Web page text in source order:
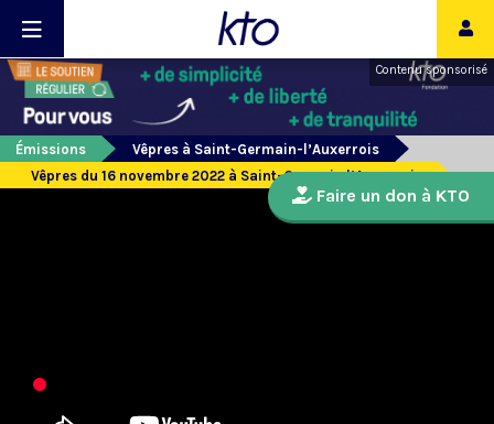
Contenu sponsorisé
Émissions
Vêpres à Saint-Germain-l’Auxerrois
Vêpres du 16 novembre 2022 à Saint-Germain l’Auxerrois
Faire un don à KTO